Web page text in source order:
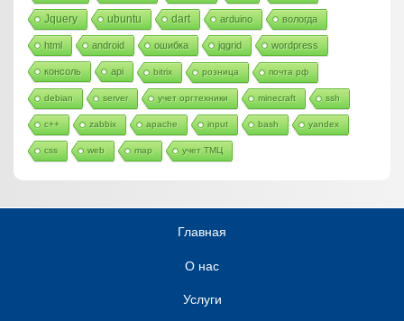
Jquery ubuntu dart arduino вологда
html android ошибка jqgrid wordpress
консоль api bitrix розница почта рф
debian server учет оргтехники minecraft ssh
c++ zabbix apache input bash yandex
css web map учет ТМЦ
Главная
О нас
Услуги